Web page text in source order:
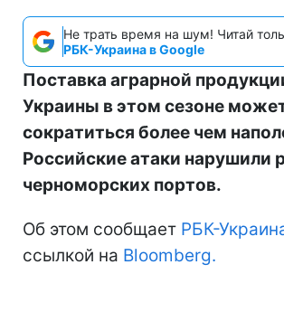
Не трать время на шум! Читай
РБК-Украина в Google
Поставка аграрной
Украины в этом сезоне
сократиться более чем
Российские атаки нарушили
черноморских портов.
Об этом сообщает РБК-
ссылкой на Bloomberg.